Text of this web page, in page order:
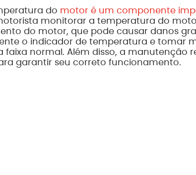
do motor é um componente
monitorar a temperatura do
do motor, que pode causar danos
o indicador de temperatura e tomar
normal. Além disso, a manutenção
garantir seu correto funcionamento.